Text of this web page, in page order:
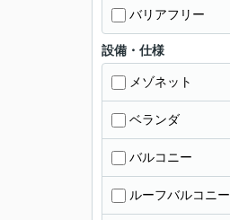
バリアフリー
設備・仕様
メゾネット
ベランダ
バルコニー
ルーフバルコニー